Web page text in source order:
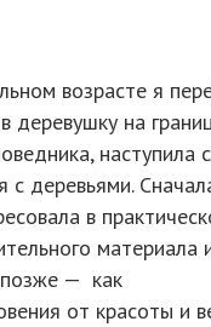
возрасте я
деревушку на
с деревьями.
в
материала
— как
от красоты и